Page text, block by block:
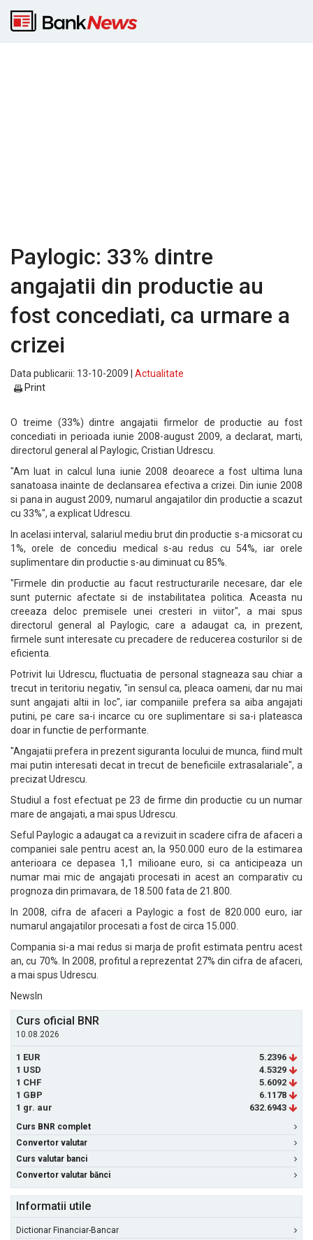
Paylogic: 33% dintre
angajatii din productie au
fost concediati, ca urmare a
crizei
Data publicarii: 13-10-2009 | Actualitate
Print
O treime (33%) dintre angajatii firmelor de productie au fost
concediati in perioada iunie 2008-august 2009, a declarat, marti,
directorul general al Paylogic, Cristian Udrescu.
"Am luat in calcul luna iunie 2008 deoarece a fost ultima luna
sanatoasa inainte de declansarea efectiva a crizei. Din iunie 2008
si pana in august 2009, numarul angajatilor din productie a scazut
cu 33%", a explicat Udrescu.
In acelasi interval, salariul mediu brut din productie s-a micsorat cu
1%, orele de concediu medical s-au redus cu 54%, iar orele
suplimentare din productie s-au diminuat cu 85%.
"Firmele din productie au facut restructurarile necesare, dar ele
sunt puternic afectate si de instabilitatea politica. Aceasta nu
creeaza deloc premisele unei cresteri in viitor", a mai spus
directorul general al Paylogic, care a adaugat ca, in prezent,
firmele sunt interesate cu precadere de reducerea costurilor si de
eficienta.
Potrivit lui Udrescu, fluctuatia de personal stagneaza sau chiar a
trecut in teritoriu negativ, "in sensul ca, pleaca oameni, dar nu mai
sunt angajati altii in loc", iar companiile prefera sa aiba angajati
putini, pe care sa-i incarce cu ore suplimentare si sa-i plateasca
doar in functie de performante.
"Angajatii prefera in prezent siguranta locului de munca, fiind mult
mai putin interesati decat in trecut de beneficiile extrasalariale", a
precizat Udrescu.
Studiul a fost efectuat pe 23 de firme din productie cu un numar
mare de angajati, a mai spus Udrescu.
Seful Paylogic a adaugat ca a revizuit in scadere cifra de afaceri a
companiei sale pentru acest an, la 950.000 euro de la estimarea
anterioara ce depasea 1,1 milioane euro, si ca anticipeaza un
numar mai mic de angajati procesati in acest an comparativ cu
prognoza din primavara, de 18.500 fata de 21.800.
In 2008, cifra de afaceri a Paylogic a fost de 820.000 euro, iar
numarul angajatilor procesati a fost de circa 15.000.
Compania si-a mai redus si marja de profit estimata pentru acest
an, cu 70%. In 2008, profitul a reprezentat 27% din cifra de afaceri,
a mai spus Udrescu.
NewsIn
Curs oficial BNR
10.08.2026
1 EUR
5.2396
1 USD
4.5329
1 CHF
5.6092
1 GBP
6.1178
1 gr. aur
632.6943
Curs BNR complet
Convertor valutar
Curs valutar banci
Convertor valutar bănci
Informatii utile
Dictionar Financiar-Bancar